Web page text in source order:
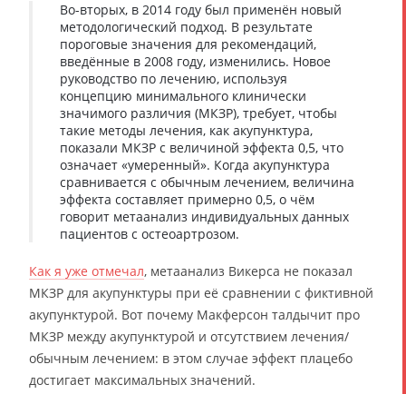
Во-вторых, в 2014 году был применён новый
методологический подход. В результате
пороговые значения для рекомендаций,
введённые в 2008 году, изменились. Новое
руководство по лечению, используя
концепцию минимального клинически
значимого различия (МКЗР), требует, чтобы
такие методы лечения, как акупунктура,
показали МКЗР с величиной эффекта 0,5, что
означает «умеренный». Когда акупунктура
сравнивается с обычным лечением, величина
эффекта составляет примерно 0,5, о чём
говорит метаанализ индивидуальных данных
пациентов с остеоартрозом.
Как я уже отмечал, метаанализ Викерса не показал
МКЗР для акупунктуры при её сравнении с фиктивной
акупунктурой. Вот почему Макферсон талдычит про
МКЗР между акупунктурой и отсутствием лечения/
обычным лечением: в этом случае эффект плацебо
достигает максимальных значений.